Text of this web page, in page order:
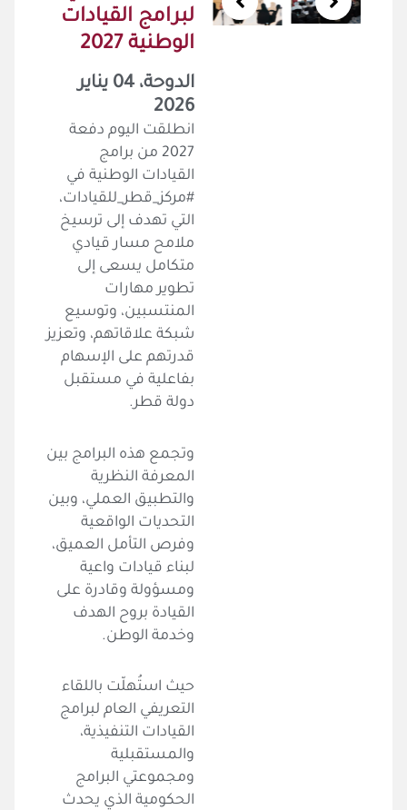
لبرامج القيادات
الوطنية 2027
الدوحة، 04 يناير
2026
انطلقت اليوم دفعة
2027 من برامج
القيادات الوطنية في
#مركز_قطر_للقيادات،
التي تهدف إلى ترسيخ
ملامح مسار قيادي
متكامل يسعى إلى
تطوير مهارات
المنتسبين، وتوسيع
شبكة علاقاتهم، وتعزيز
قدرتهم على الإسهام
بفاعلية في مستقبل
دولة قطر.
وتجمع هذه البرامج بين
المعرفة النظرية
والتطبيق العملي، وبين
التحديات الواقعية
وفرص التأمل العميق،
لبناء قيادات واعية
ومسؤولة وقادرة على
القيادة بروح الهدف
وخدمة الوطن.
حيث استُهلّت باللقاء
التعريفي العام لبرامج
القيادات التنفيذية،
والمستقبلية
ومجموعتي البرامج
الحكومية الذي يحدث